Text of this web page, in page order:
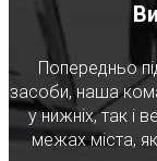
Попередньо
засоби, наша
у нижніх, так і
межах міста,